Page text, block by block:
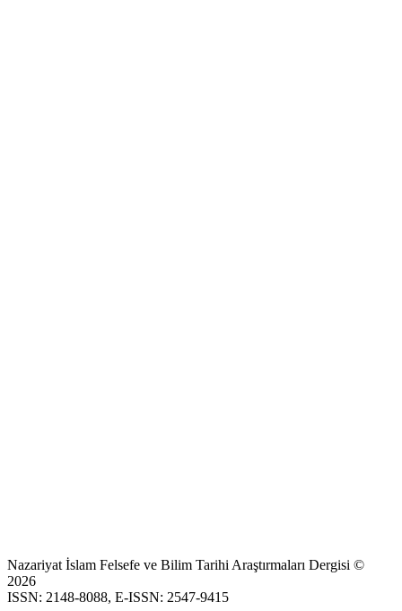
Nazariyat İslam Felsefe ve Bilim Tarihi Araştırmaları Dergisi ©
2026
ISSN: 2148-8088, E-ISSN: 2547-9415